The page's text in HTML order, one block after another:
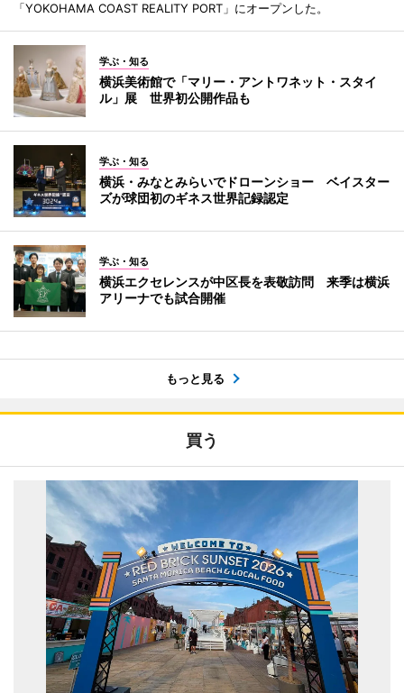
「YOKOHAMA COAST REALITY PORT」にオープンした。
学ぶ・知る
横浜美術館で「マリー・アントワネット・スタイ
ル」展 世界初公開作品も
学ぶ・知る
横浜・みなとみらいでドローンショー ベイスター
ズが球団初のギネス世界記録認定
学ぶ・知る
横浜エクセレンスが中区長を表敬訪問 来季は横浜
アリーナでも試合開催
もっと見る
買う